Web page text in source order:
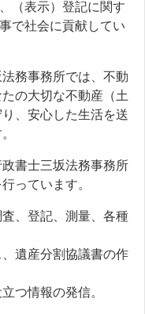
（表示）登記に関す
で社会に貢献してい
務事務所では、不動
の大切な不動産（土
、安心した生活を送
書士三坂法務事務所
っています。
、登記、測量、各種
遺産分割協議書の作
つ情報の発信。